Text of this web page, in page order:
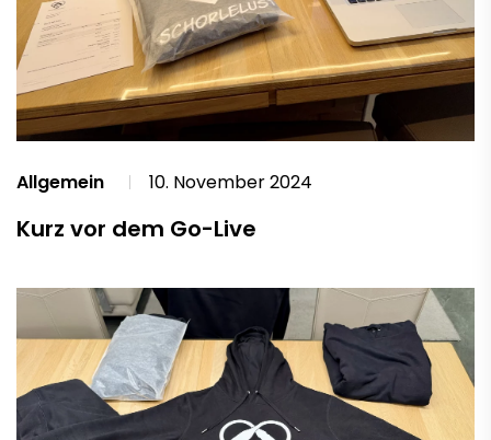
Allgemein 10. November 2024
Kurz vor dem Go-Live